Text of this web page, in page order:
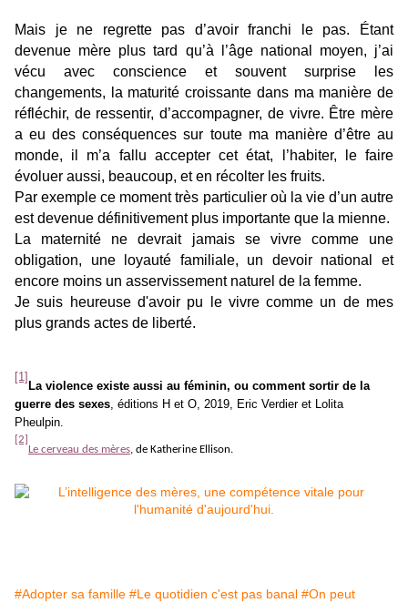
Mais je ne regrette pas d’avoir franchi le pas. Étant
devenue mère plus tard qu’à l’âge national moyen, j’ai
vécu avec conscience et souvent surprise les
changements, la maturité croissante dans ma manière de
réfléchir, de ressentir, d’accompagner, de vivre. Être mère
a eu des conséquences sur toute ma manière d’être au
monde, il m’a fallu accepter cet état, l’habiter, le faire
évoluer aussi, beaucoup, et en récolter les fruits.
Par exemple ce moment très particulier où la vie d’un autre
est devenue définitivement plus importante que la mienne.
La maternité ne devrait jamais se vivre comme une
obligation, une loyauté familiale, un devoir national et
encore moins un asservissement naturel de la femme.
Je suis heureuse d'avoir pu le vivre comme un de mes
plus grands actes de liberté.
[1]
La violence existe aussi au féminin, ou comment sortir de la
guerre des sexes, éditions H et O, 2019, Eric Verdier et Lolita
Pheulpin.
[2]
Le cerveau des mères, de Katherine Ellison.
#Adopter sa famille #Le quotidien c'est pas banal #On peut